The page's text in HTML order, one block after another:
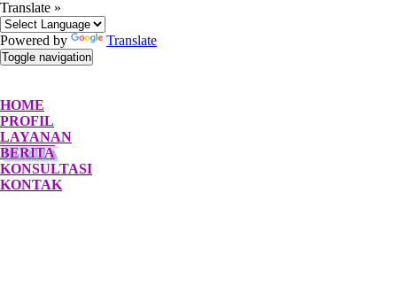
Translate »
Powered by Translate
Toggle navigation
HOME
PROFIL
LAYANAN
BERITA
KONSULTASI
KONTAK